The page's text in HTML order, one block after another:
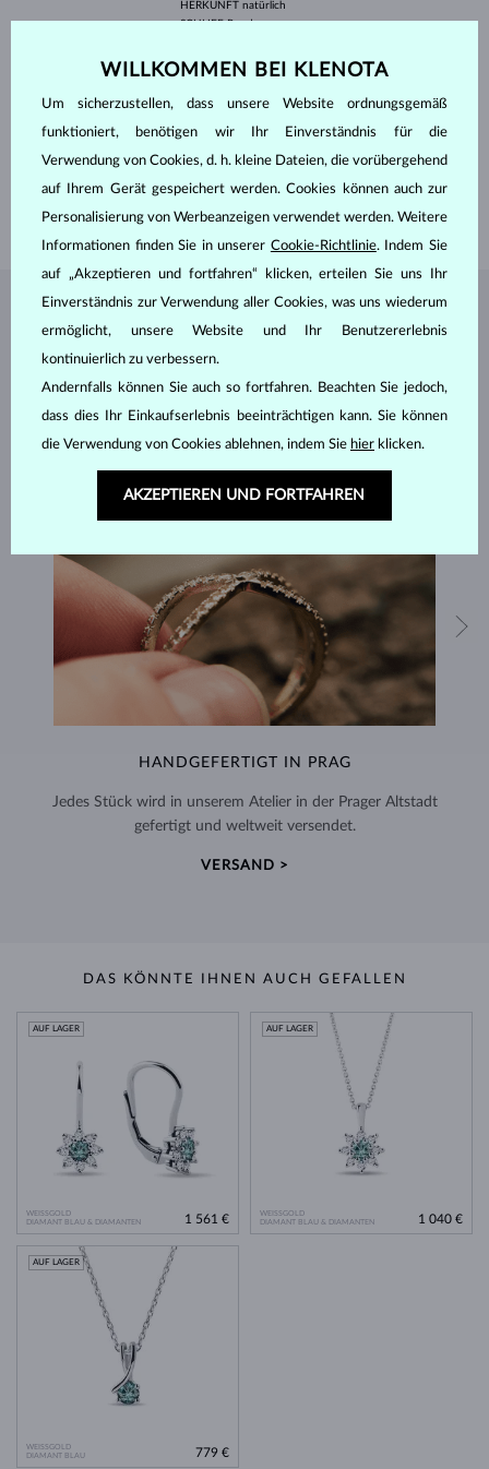
HERKUNFT natürlich
SCHLIFFRund
ANPASSUNGENFarbanpassungen
DURCHMESSER3.5 mm
GEWICHT
BREITE 3.70 mm
HÖHE 7.20 mm
LÄNGE 420 mm
GEWICHT 1.30 g
SCHMUCK AUS DEM
HANDGEFERTIGT IN PRAG
Jedes Stück wird in unserem Atelier in der Prager Altstadt
gefertigt und weltweit versendet.
VERSAND >
DAS KÖNNTE IHNEN AUCH GEFALLEN
WEISSGOLD
DIAMANT BLAU & DIAMANTEN
AUF LAGER
1 561 €
WEISSGOLD
DIAMANT BLAU & DIAMANTEN
AUF LAGER
1 040 €
WEISSGOLD
DIAMANT BLAU
AUF LAGER
779 €
WILLKOMMEN BEI KLENOTA
Um sicherzustellen, dass unsere Website ordnungsgemäß
funktioniert, benötigen wir Ihr Einverständnis für die
Verwendung von Cookies, d. h. kleine Dateien, die vorübergehend
auf Ihrem Gerät gespeichert werden. Cookies können auch zur
Personalisierung von Werbeanzeigen verwendet werden. Weitere
Informationen finden Sie in unserer Cookie-Richtlinie. Indem Sie
auf „Akzeptieren und fortfahren“ klicken, erteilen Sie uns Ihr
Einverständnis zur Verwendung aller Cookies, was uns wiederum
ermöglicht, unsere Website und Ihr Benutzererlebnis
kontinuierlich zu verbessern.
Andernfalls können Sie auch so fortfahren. Beachten Sie jedoch,
dass dies Ihr Einkaufserlebnis beeinträchtigen kann. Sie können
die Verwendung von Cookies ablehnen, indem Sie hier klicken.
AKZEPTIEREN UND FORTFAHREN